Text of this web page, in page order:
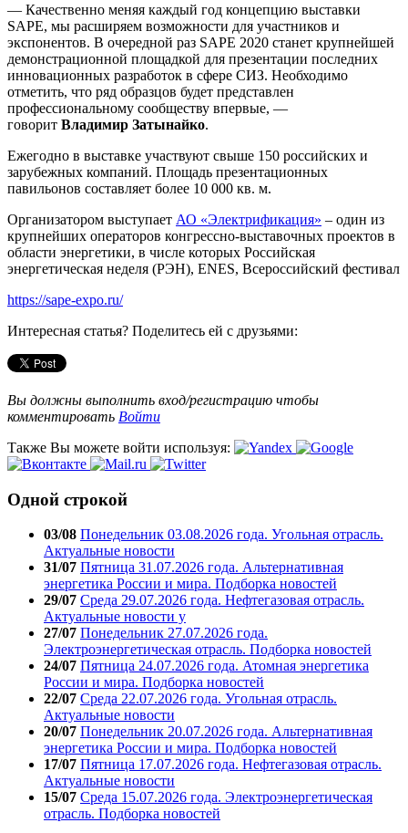
— Качественно меняя каждый год концепцию выставки
SAPE, мы расширяем возможности для участников и
экспонентов. В очередной раз SAPE 2020 станет крупнейшей
демонстрационной площадкой для презентации последних
инновационных разработок в сфере СИЗ. Необходимо
отметить, что ряд образцов будет представлен
профессиональному сообществу впервые, —
говорит Владимир Затынайко.
Ежегодно в выставке участвуют свыше 150 российских и
зарубежных компаний. Площадь презентационных
павильонов составляет более 10 000 кв. м.
Организатором выступает АО «Электрификация» – один из
крупнейших операторов конгрессно-выставочных проектов в
области энергетики, в числе которых Российская
энергетическая неделя (РЭН), ENES, Всероссийский фестивал
https://sape-expo.ru/
Интересная статья? Поделитесь ей с друзьями:
Вы должны выполнить вход/регистрацию чтобы
комментировать Войти
Также Вы можете войти используя:
Одной строкой
03/08 Понедельник 03.08.2026 года. Угольная отрасль.
Актуальные новости
31/07 Пятница 31.07.2026 года. Альтернативная
энергетика России и мира. Подборка новостей
29/07 Среда 29.07.2026 года. Нефтегазовая отрасль.
Актуальные новости у
27/07 Понедельник 27.07.2026 года.
Электроэнергетическая отрасль. Подборка новостей
24/07 Пятница 24.07.2026 года. Атомная энергетика
России и мира. Подборка новостей
22/07 Среда 22.07.2026 года. Угольная отрасль.
Актуальные новости
20/07 Понедельник 20.07.2026 года. Альтернативная
энергетика России и мира. Подборка новостей
17/07 Пятница 17.07.2026 года. Нефтегазовая отрасль.
Актуальные новости
15/07 Среда 15.07.2026 года. Электроэнергетическая
отрасль. Подборка новостей